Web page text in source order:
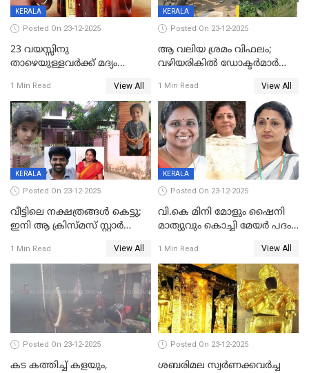
KERALA
Posted On 23-12-2025
23 വയസ്സിനു
താഴെയുള്ളവർക്ക് മദ്യം
നടപടി;സ്ഥാപനങ്ങൾക്കെതിരെ
രണ്ട് കേസുകൾ
1 Min Read View All
KERALA
Posted On 23-12-2025
ആ വലിയ ശ്രമം വിഫലം;
വഴിയരികില്‍ ‌ഡോക്ടര്‍മാര്‍
മരണത്തിന് കീഴടങ്ങി
1 Min Read View All
KERALA
Posted On 23-12-2025
വീട്ടിലെ നക്ഷത്രങ്ങൾ കെട്ടു;
ഇനി ആ ക്രിസ്മസ് സ്റ്റാർ
വേണ്ടിയുള്ള
പിടിവലിക്കിടയിൽ
അപ്പൂപ്പനെതിരെ പോക്സോ
കേസ് ഒടുവിൽ 4 ജീവനുകൾ
പൊലിഞ്ഞു
1 Min Read View All
KERALA
Posted On 23-12-2025
വി.കെ മിനി മോളും ഷൈനി
മാത്യുവും കൊച്ചി മേയർ പദം
മേയറാകില്ല
1 Min Read View All
Posted On 23-12-2025
കട കത്തിച്ച് കളയും,
Posted On 23-12-2025
ശബരിമല സ്വര്‍ണക്കവര്‍ച്ച